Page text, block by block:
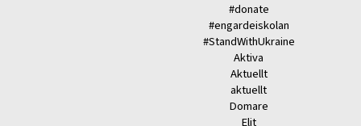
#donate
#engardeiskolan
#StandWithUkraine
Aktiva
Aktuellt
aktuellt
Domare
Elit